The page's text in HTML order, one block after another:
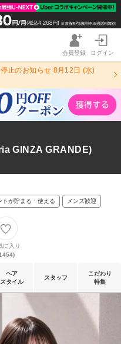
会員登録 ログイン
止のお知らせ 8月12日 (水)
GINZA GRANDE)
トが貯まる・使える メンズ歓迎
に入り
ヘア
スタイル
スタッフ
こだわり
特集